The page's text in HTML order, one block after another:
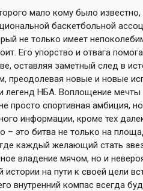
мало кому было
баскетбольной
не только имеет
Его упорство и отвага
оставляя заметный след в
преодолевая новые и новые
легенд НБА. Воплощение мечты
просто спортивная амбиция,
информации, кроме тех
это битва не только на
каждый желающий стать
владение мячом, но и
на пути к своей цели
внутренний компас всегда